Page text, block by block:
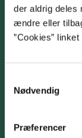
der aldrig deles
ændre eller
”Cookies”
Nødvendig
Præferencer
Kontakt
EAN: